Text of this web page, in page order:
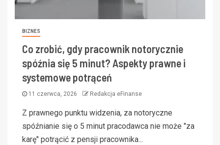
BIZNES
Co zrobić, gdy pracownik notorycznie
spóźnia się 5 minut? Aspekty prawne i
systemowe potrąceń
11 czerwca, 2026 Redakcja eFinanse
Z prawnego punktu widzenia, za notoryczne
spóźnianie się o 5 minut pracodawca nie może "za
karę" potrącić z pensji pracownika...